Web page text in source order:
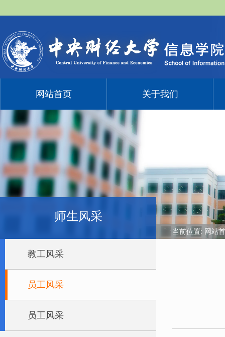
网站首页 关于我们
师生风采
教工风采
员工风采
员工风采
当前位置: 网站